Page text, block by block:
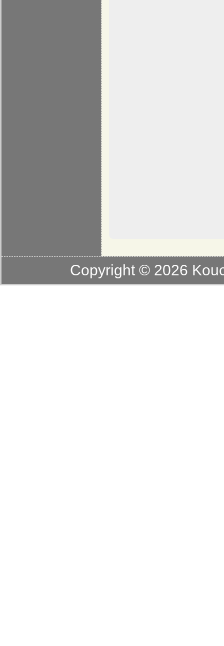
Copyright © 2026